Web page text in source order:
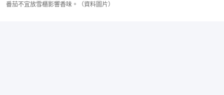
番茄不宜放雪櫃影響香味。（資料圖片）